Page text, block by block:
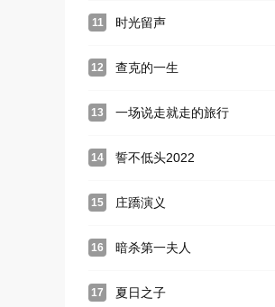
11 时光留声
12 查克的一生
13 一场说走就走的旅行
14 誓不低头2022
15 庄蹻演义
16 暗杀第一夫人
17 夏日之子